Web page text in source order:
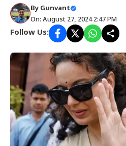
By Gunvant
On: August 27, 2024 2:47 PM
Follow Us: